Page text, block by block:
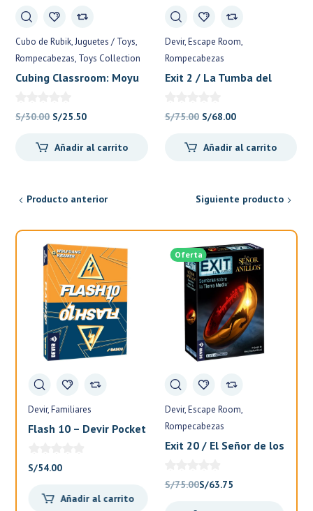
Cubo de Rubik Juguetes / Toys
Rompecabezas Toys Collection
Cubing Classroom: Moyu
Stickerless – Reinos
S/30.00 El
original
S/25.50El
actual
Añadir al carrito
Devir Escape Room
Rompecabezas
Exit 2 / La Tumba del
S/75.00 El
original
S/68.00El
actual
Añadir al carrito
Producto anterior Siguiente producto
Devir Familiares
Flash 10 – Devir Pocket
S/54.00
Añadir al carrito
Oferta
Devir Escape Room
Rompecabezas
Exit 20 / El Señor de los
S/75.00El
S/63.75El